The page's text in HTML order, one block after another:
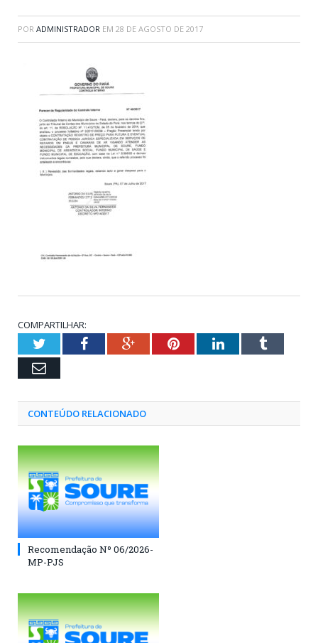
POR ADMINISTRADOR EM 28 DE AGOSTO DE 2017
COMPARTILHAR:
TwitterFacebookGoogle+PinterestLinkedInTumblr
Email
CONTEÚDO RELACIONADO
Recomendação Nº 06/2026-
MP-PJS